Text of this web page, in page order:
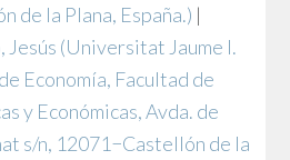
de la Plana, España.) |
Jesús (Universitat Jaume I.
Economía, Facultad de
y Económicas, Avda. de
s/n, 12071−Castellón de la